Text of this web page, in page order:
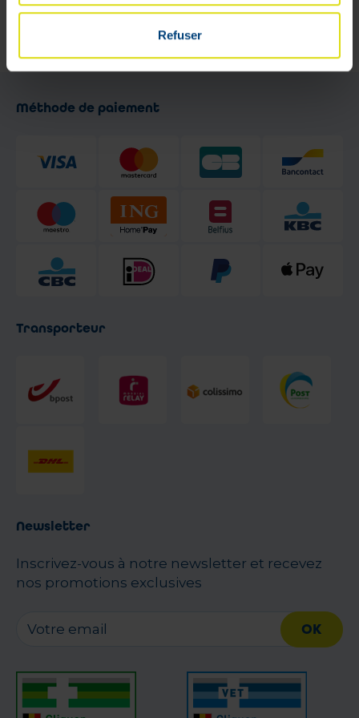
Refuser
de 9h à 13h et de 13h30 à 18h -
Le samedi de 9h à 17h
Méthode de paiement
Transporteur
Newsletter
Inscrivez-vous à notre newsletter et recevez
nos promotions exclusives
OK